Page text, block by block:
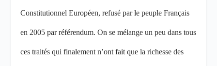
Constitutionnel Européen, refusé par le peuple Français
en 2005 par référendum. On se mélange un peu dans tous
ces traités qui finalement n’ont fait que la richesse des